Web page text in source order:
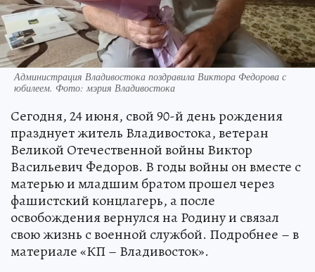
Администрация Владивостока поздравила Виктора Федорова с
юбилеем. Фото: мэрия Владивостока
Сегодня, 24 июня, свой 90-й день рождения
празднует житель Владивостока, ветеран
Великой Отечественной войны Виктор
Васильевич Федоров. В годы войны он вместе с
матерью и младшим братом прошел через
фашистский концлагерь, а после
освобождения вернулся на Родину и связал
свою жизнь с военной службой. Подробнее – в
материале «КП – Владивосток».